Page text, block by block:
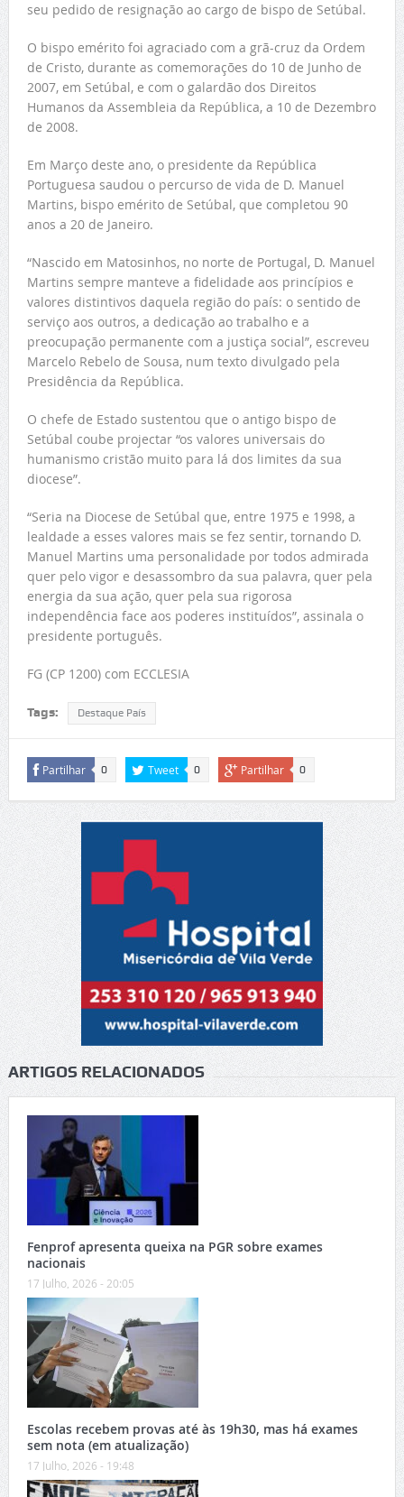
seu pedido de resignação ao cargo de bispo de Setúbal.
O bispo emérito foi agraciado com a grã-cruz da Ordem
de Cristo, durante as comemorações do 10 de Junho de
2007, em Setúbal, e com o galardão dos Direitos
Humanos da Assembleia da República, a 10 de Dezembro
de 2008.
Em Março deste ano, o presidente da República
Portuguesa saudou o percurso de vida de D. Manuel
Martins, bispo emérito de Setúbal, que completou 90
anos a 20 de Janeiro.
“Nascido em Matosinhos, no norte de Portugal, D. Manuel
Martins sempre manteve a fidelidade aos princípios e
valores distintivos daquela região do país: o sentido de
serviço aos outros, a dedicação ao trabalho e a
preocupação permanente com a justiça social”, escreveu
Marcelo Rebelo de Sousa, num texto divulgado pela
Presidência da República.
O chefe de Estado sustentou que o antigo bispo de
Setúbal coube projectar “os valores universais do
humanismo cristão muito para lá dos limites da sua
diocese”.
“Seria na Diocese de Setúbal que, entre 1975 e 1998, a
lealdade a esses valores mais se fez sentir, tornando D.
Manuel Martins uma personalidade por todos admirada
quer pelo vigor e desassombro da sua palavra, quer pela
energia da sua ação, quer pela sua rigorosa
independência face aos poderes instituídos”, assinala o
presidente português.
FG (CP 1200) com ECCLESIA
Tags: Destaque País
Partilhar 0 Tweet 0 Partilhar 0
ARTIGOS RELACIONADOS
Fenprof apresenta queixa na PGR sobre exames
nacionais
17 Julho, 2026 - 20:05
Escolas recebem provas até às 19h30, mas há exames
sem nota (em atualização)
17 Julho, 2026 - 19:48